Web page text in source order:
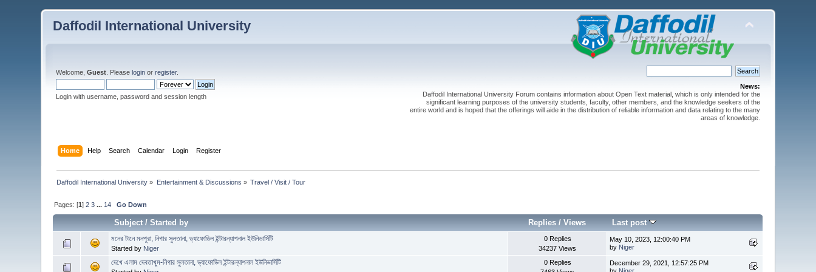
Daffodil International University
Welcome,Guest . Pleaselogin orregister.
Login with username, password and session length
News:
Daffodil International University Forum contains information about Open Text material, which is only intended for the
significant learning purposes of the university students, faculty, other members, and the knowledge seekers of the
entire world and is hoped that the offerings will aide in the distribution of reliable information and data relating to the many
areas of knowledge.
Home Help Search Calendar Login Register
Daffodil International University » Entertainment & Discussions » Travel / Visit / Tour
Pages: [1]2 3 ... 14 Go Down
Subject/Started by Replies /Views Last post
মনের টানে মনপুরা, নিগার সুলতানা, ড্যাফোডিল ইন্টারন্যাশনাল ইউনিভার্সিটি
Started by Niger
0 Replies
34237 Views
May 10, 2023, 12:00:40 PM
by Niger
দেখে এলাম দেবতাখুম-নিগার সুলতানা, ড্যাফোডিল ইন্টারন্যাশনাল ইউনিভার্সিটি
0 Replies
December 29, 2021, 12:57:25 PM
by Niger